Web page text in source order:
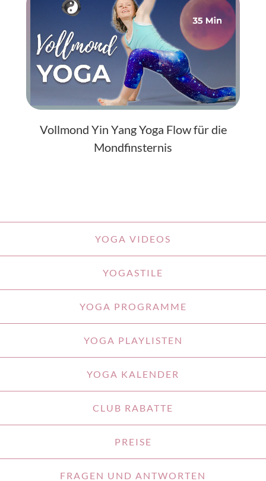
Vollmond Yin Yang Yoga Flow für die
Mondfinsternis
YOGA VIDEOS
YOGASTILE
YOGA PROGRAMME
YOGA PLAYLISTEN
YOGA KALENDER
CLUB RABATTE
PREISE
FRAGEN UND ANTWORTEN